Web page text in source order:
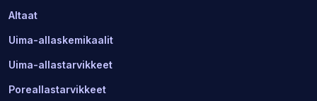
Altaat
Uima-allaskemikaalit
Uima-allastarvikkeet
Poreallastarvikkeet